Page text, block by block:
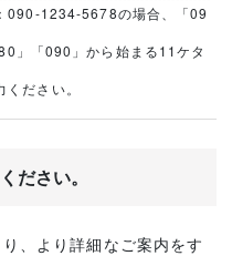
090-1234-5678の場合、「09
」「090」から始まる11ケタ
ださい。
ださい。
、より詳細なご案内をす